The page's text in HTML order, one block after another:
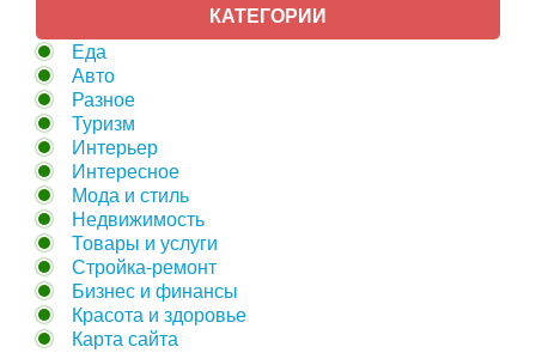
КАТЕГОРИИ
Еда
Авто
Разное
Туризм
Интерьер
Интересное
Мода и стиль
Недвижимость
Товары и услуги
Стройка-ремонт
Бизнес и финансы
Красота и здоровье
Карта сайта